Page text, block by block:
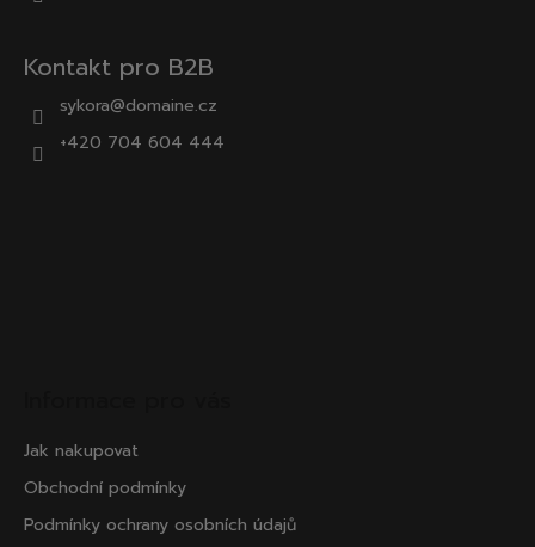
Kontakt pro B2B
sykora@domaine.cz
+420 704 604 444
Jak nakupovat
Obchodní podmínky
Podmínky ochrany osobních údajů